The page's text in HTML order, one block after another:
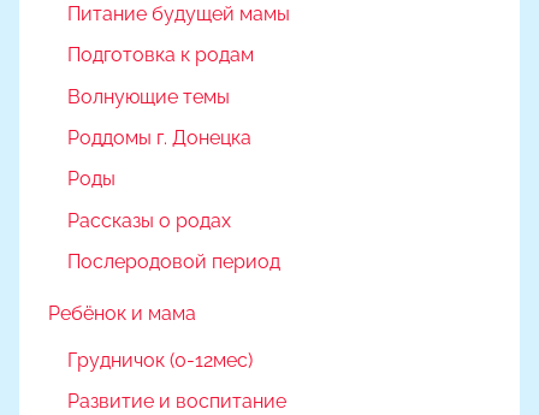
Питание будущей мамы
Подготовка к родам
Волнующие темы
Роддомы г. Донецка
Роды
Рассказы о родах
Послеродовой период
Ребёнок и мама
Грудничок (0-12мес)
Развитие и воспитание